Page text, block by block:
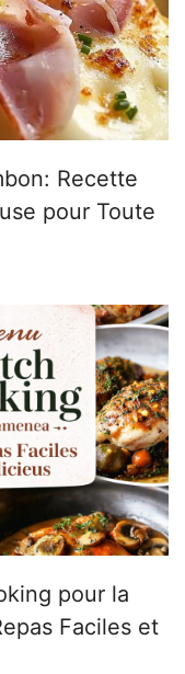
Recette
pour Toute
pour la
Faciles et